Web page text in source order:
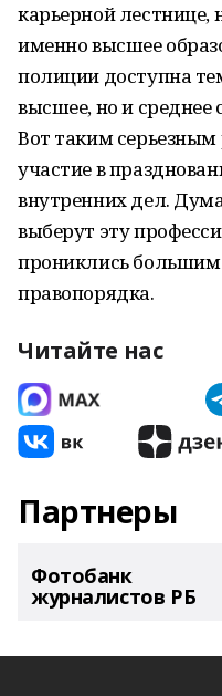
карьерной
именно высшее
полиции доступна
высшее, но и среднее
Вот таким серьезным
участие в
внутренних дел.
выберут эту
прониклись
правопорядка.
Читайте нас
Партнеры
Фотобанк
журналистов РБ